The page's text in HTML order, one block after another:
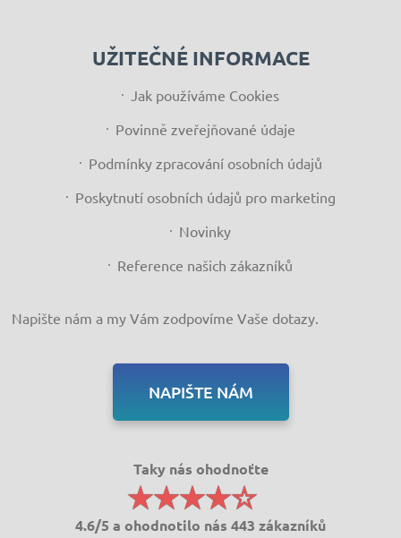
UŽITEČNÉ INFORMACE
Jak používáme Cookies
Povinně zveřejňované údaje
Podmínky zpracování osobních údajů
Poskytnutí osobních údajů pro marketing
Novinky
Reference našich zákazníků
Napište nám a my Vám zodpovíme Vaše dotazy.
NAPIŠTE NÁM
Taky nás ohodnoťte
4.6/5 a ohodnotilo nás 443 zákazníků